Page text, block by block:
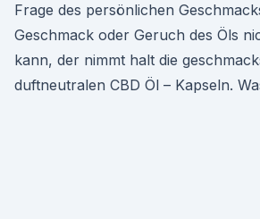
Frage des persönlichen
Geschmack oder Geruch des Öls
kann, der nimmt halt die
duftneutralen CBD Öl – Kapseln.